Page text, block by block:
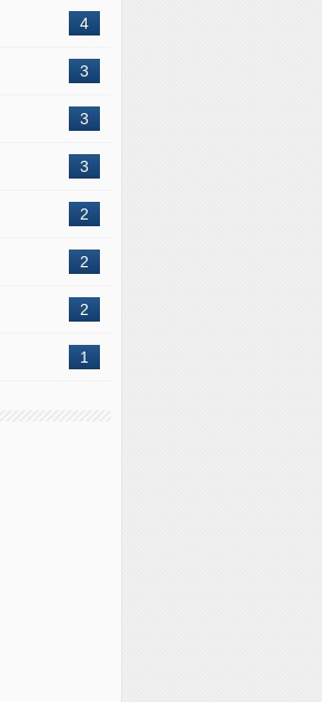
4
3
3
3
2
2
2
1